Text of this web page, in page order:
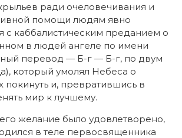
ради очеловечивания и
помощи людям явно
с каббалистическим преданием о
в людей ангеле по имени
перевод — Б-г — Б-г, по двум
который умолял Небеса о
покинуть и, превратившись в
мир к лучшему.
его желание было удовлетворено,
в теле первосвященника